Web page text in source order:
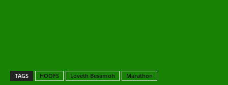
TAGS HOOFS Loveth Besamoh Marathon